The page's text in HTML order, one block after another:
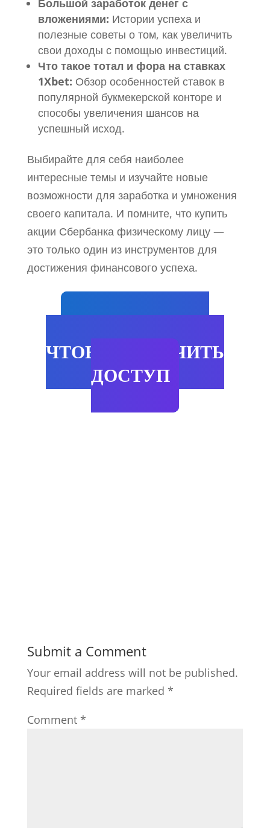
Большой заработок денег с
вложениями: Истории успеха и
полезные советы о том, как увеличить
свои доходы с помощью инвестиций.
Что такое тотал и фора на ставках
1Xbet: Обзор особенностей ставок в
популярной букмекерской конторе и
способы увеличения шансов на
успешный исход.
Выбирайте для себя наиболее
интересные темы и изучайте новые
возможности для заработка и умножения
своего капитала. И помните, что купить
акции Сбербанка физическому лицу —
это только один из инструментов для
достижения финансового успеха.
ЧТОБЫ ПОЛУЧИТЬ
ДОСТУП
Submit a Comment
Your email address will not be published.
Required fields are marked *
Comment *